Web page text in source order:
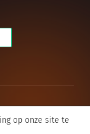
op onze site te